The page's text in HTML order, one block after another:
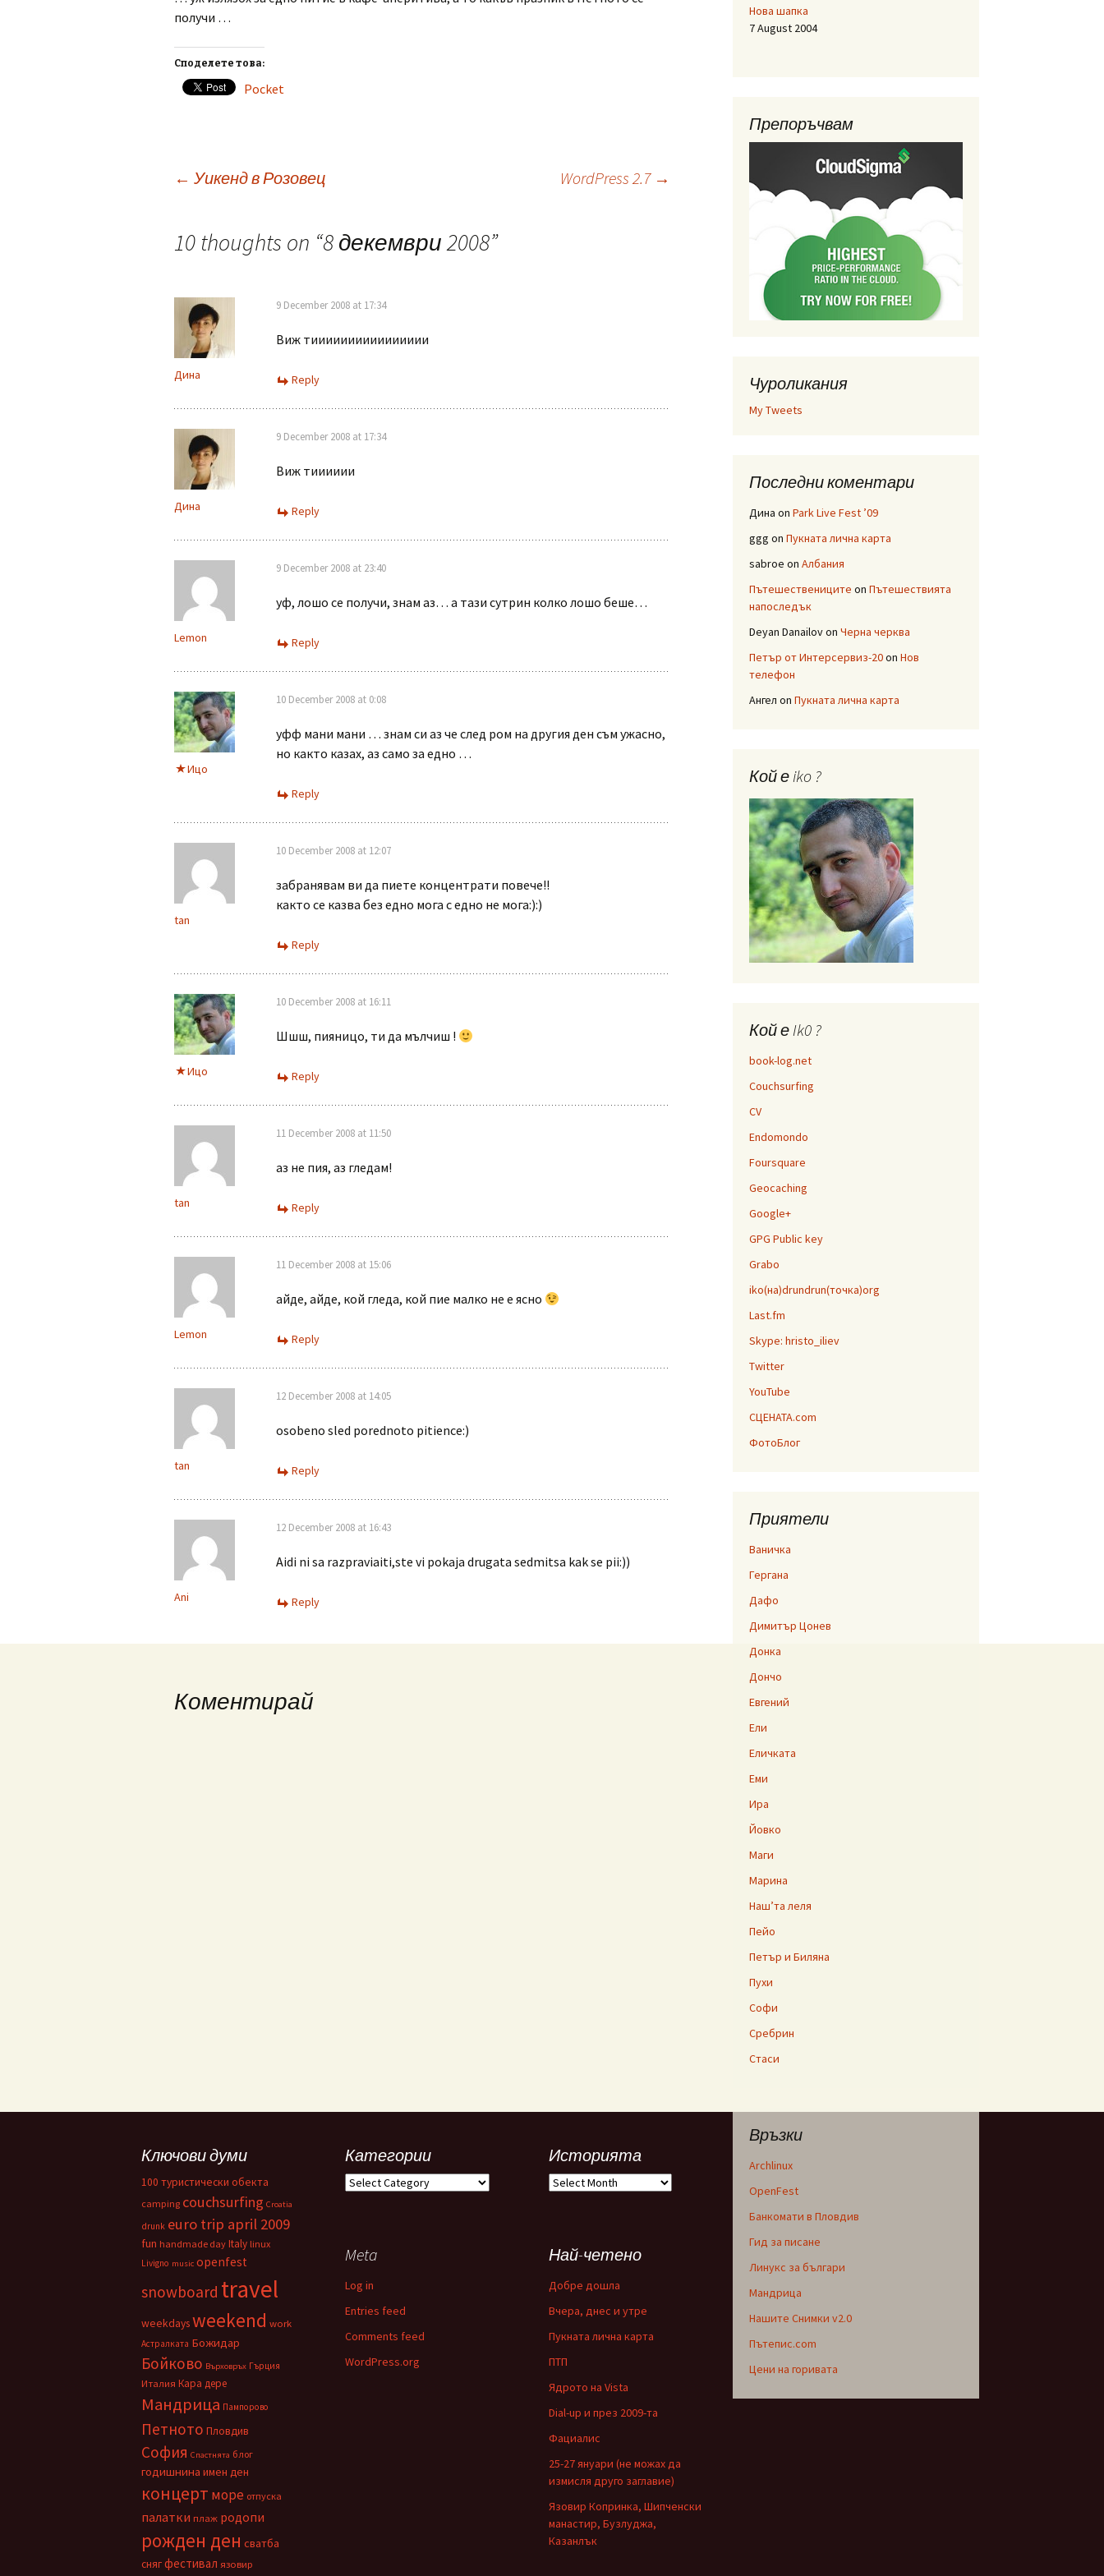
получи …
Споделете това:
Pocket
navigation
← Уикенд в Розовец WordPress 2.7 →
10 thoughts on “8 декември 2008”
Дина
9 December 2008 at 17:34
Виж тииииииииииииииии
Reply
Дина
9 December 2008 at 17:34
Виж тииииии
Reply
Lemon
9 December 2008 at 23:40
уф, лошо се получи, знам аз… а тази сутрин колко лошо беше…
Reply
Ицо
10 December 2008 at 0:08
уфф мани мани … знам си аз че след ром на другия ден съм ужасно,
но както казах, аз само за едно …
Reply
tan
10 December 2008 at 12:07
забранявам ви да пиете концентрати повече!!
както се казва без едно мога с едно не мога:):)
Reply
Ицо
10 December 2008 at 16:11
Шшш, пияницо, ти да мълчиш !
Reply
tan
11 December 2008 at 11:50
аз не пия, аз гледам!
Reply
Lemon
11 December 2008 at 15:06
айде, айде, кой гледа, кой пие малко не е ясно
Reply
tan
12 December 2008 at 14:05
osobeno sled porednoto pitience:)
Reply
Ani
12 December 2008 at 16:43
Aidi ni sa razpraviaiti,ste vi pokaja drugata sedmitsa kak se pii:))
Reply
Коментирай
Нова шапка
7 August 2004
Препоръчвам
Чуроликания
My Tweets
Последни коментари
Дина on Park Live Fest ’09
ggg on Пукната лична карта
sabroe on Албания
Пътешествениците on Пътешествията
напоследък
Deyan Danailovon Черна черква
Петър от Интерсервиз-20on Нов
телефон
Ангел on Пукната лична карта
Кой е iko ?
Кой е Ik0 ?
book-log.net
Couchsurfing
CV
Endomondo
Foursquare
Geocaching
Google+
GPG Public key
Grabo
iko(на)drundrun(точка)org
Last.fm
Skype: hristo_iliev
Twitter
YouTube
СЦЕНАТА.com
ФотоБлог
Приятели
Ваничка
Гергана
Дафо
Димитър Цонев
Донка
Дончо
Евгений
Ели
Еличката
Еми
Ира
Йовко
Маги
Марина
Наш’та леля
Пейо
Петър и Биляна
Пухи
Софи
Сребрин
Стаси
Връзки
Archlinux
OpenFest
Банкомати в Пловдив
Гид за писане
Линукс за българи
Мандрица
Нашите Снимки v2.0
Пътепис.com
Цени на горивата
Ключови думи
100 туристически обекта
camping couchsurfing Croatia
drunk euro trip april 2009
fun handmade day Italy linux
Livigno music openfest
snowboard travel
weekdaysweekend work
Астралката Божидар
Бойково Върховръх Гърция
Италия Кара дере
Мандрица Пампорово
Петното Пловдив
София Спастнята блог
годишнина имен ден
концерт море отпуска
палатки плаж родопи
рожден ден сватба
снягфестивал язовир
Категории
Категории
Историята
Историята
Meta
Log in
Entries feed
Comments feed
WordPress.org
Най-четено
Добре дошла
Вчера, днес и утре
Пукната лична карта
ПТП
Ядрото на Vista
Dial-up и през 2009-та
Фациалис
25-27 януари (не можах да
измисля друго заглавие)
Язовир Копринка, Шипченски
манастир, Бузлуджа,
Казанлък